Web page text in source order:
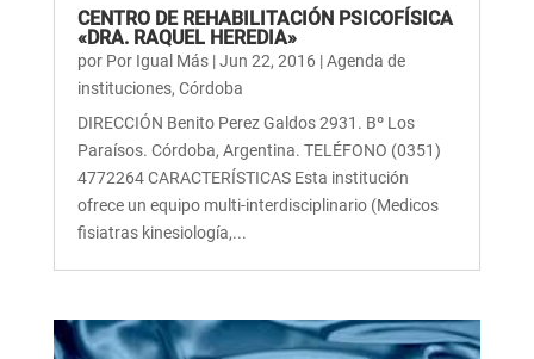
CENTRO DE REHABILITACIÓN PSICOFÍSICA
«DRA. RAQUEL HEREDIA»
por Por Igual Más|Jun 22, 2016 |Agenda de
instituciones, Córdoba
DIRECCIÓN Benito Perez Galdos 2931. Bº Los
Paraísos. Córdoba, Argentina. TELÉFONO (0351)
4772264 CARACTERÍSTICAS Esta institución
ofrece un equipo multi-interdisciplinario (Medicos
fisiatras kinesiología,...